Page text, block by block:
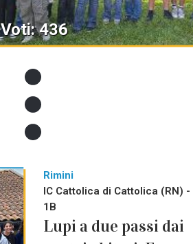
Voti: 436
Rimini
IC Cattolica di Cattolica (RN) -
1B
Lupi a due passi dai